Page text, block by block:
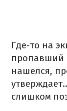
Где-то на
пропавший
нашелся,
слишком